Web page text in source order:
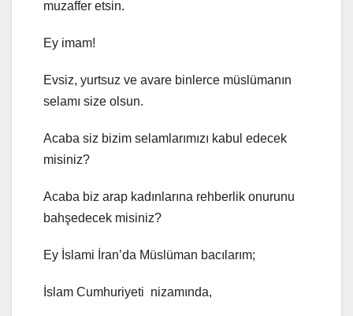
muzaffer etsin.
Ey imam!
Evsiz, yurtsuz ve avare binlerce müslümanın
selamı size olsun.
Acaba siz bizim selamlarımızı kabul edecek
misiniz?
Acaba biz arap kadınlarına rehberlik onurunu
bahşedecek misiniz?
Ey İslami İran’da Müslüman bacılarım;
İslam Cumhuriyeti nizamında,